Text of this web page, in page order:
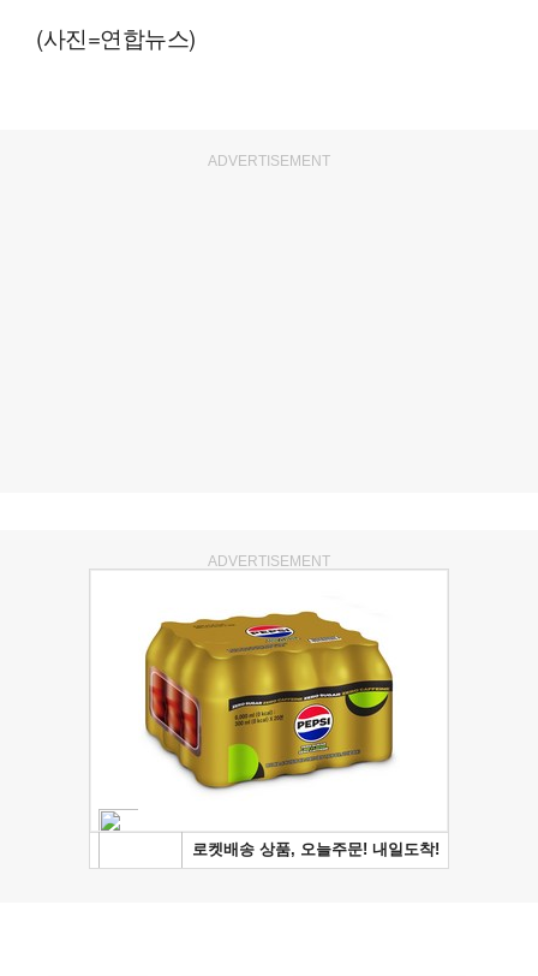
(사진=연합뉴스)
ADVERTISEMENT
ADVERTISEMENT